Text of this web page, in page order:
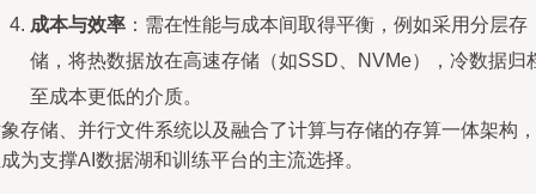
成本与效率 ：需在性能与成本间取得平衡，例如采用分层存
储，将热数据放在高速存储（如SSD、NVMe），冷数据归
至成本更低的介质。
存储、并行文件系统以及融合了计算与存储的存算一体架构，
为支撑AI数据湖和训练平台的主流选择。